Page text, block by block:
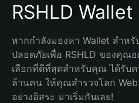
RSHLD Wallet
หากกำลังมองหา Wallet สำห
ปลอดภัยเพื่อ RSHLD ของคุณ
เลือกที่ดีที่สุดสำหรับคุณ ได้รับค
ล้านคน ให้คุณสำรวจโลก
อย่างอิสระ มาเริ่มกันเลย!